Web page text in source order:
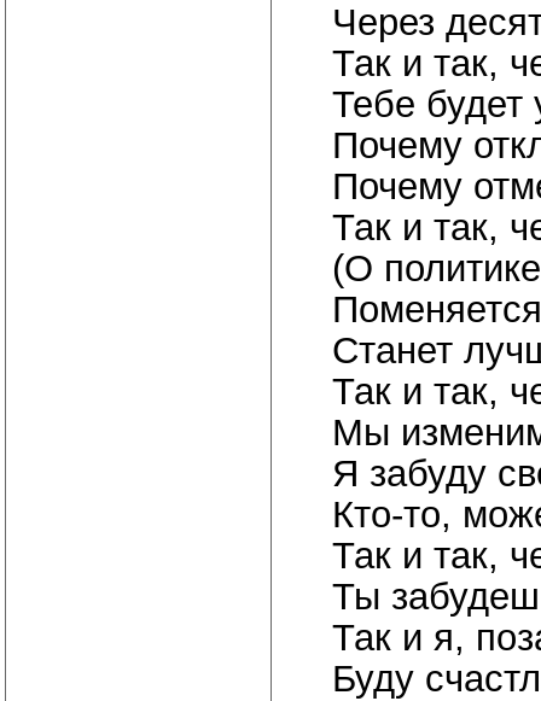
Через
Так и так,
Тебе будет
Почему
Почему
Так и так,
(О
Станет
Так и так,
Мы
Я забуду
Кто-то,
Так и так,
Ты
Так и я,
Буду